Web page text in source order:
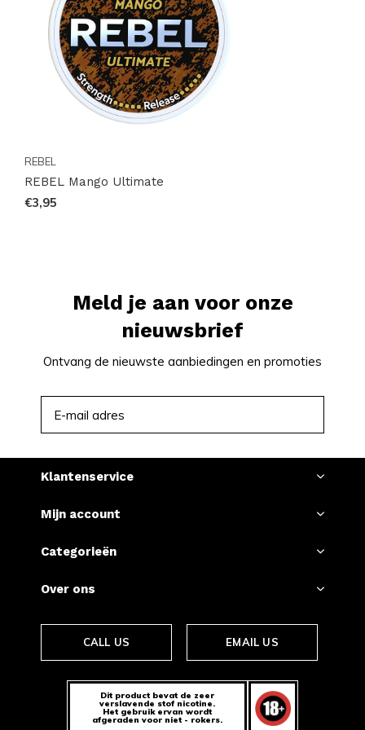
REBEL
REBEL Mango Ultimate
€3,95
Meld je aan voor onze
nieuwsbrief
Ontvang de nieuwste aanbiedingen en promoties
Klantenservice
Mijn account
Categorieën
Over ons
CALL US EMAIL US
Dit product bevat de zeer
verslavende stof nicotine.
Het gebruik ervan wordt
afgeraden voor niet - rokers.